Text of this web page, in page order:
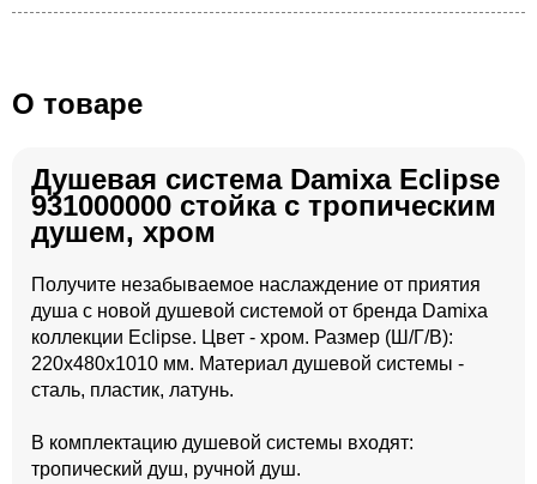
О товаре
Душевая система Damixa Eclipse
931000000 стойка с тропическим
душем, хром
Получите незабываемое наслаждение от приятия
душа с новой душевой системой от бренда Damixa
коллекции Eclipse. Цвет - хром. Размер (Ш/Г/В):
220x480x1010 мм. Материал душевой системы -
сталь, пластик, латунь.
В комплектацию душевой системы входят:
тропический душ, ручной душ.